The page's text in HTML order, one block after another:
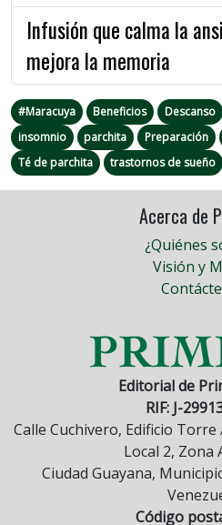
Infusión que calma la
mejora la memoria
#Maracuya Beneficios Descanso
insomnio
parchita Preparación
Té de parchita
trastornos de sueño
Acerca de
¿Quiénes
Visión y
Editorial de
RIF: J-
Calle Cuchivero, Edificio
Local 2, Zona
Ciudad Guayana,
Código